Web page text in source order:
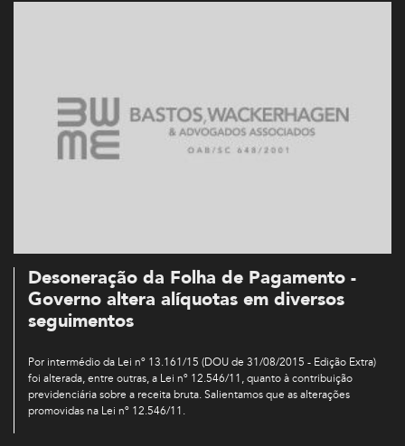
Desoneração da Folha de Pagamento -
Governo altera alíquotas em diversos
seguimentos
Por intermédio da Lei nº 13.161/15 (DOU de 31/08/2015 - Edição Extra)
foi alterada, entre outras, a Lei nº 12.546/11, quanto à contribuição
previdenciária sobre a receita bruta. Salientamos que as alterações
promovidas na Lei nº 12.546/11.